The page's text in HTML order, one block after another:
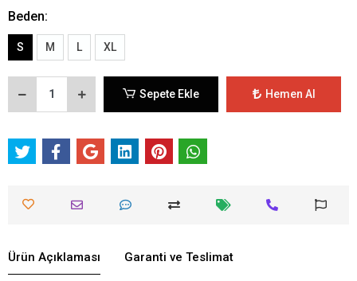
Beden:
S M L XL
Sepete Ekle Hemen Al
Ürün Açıklaması Garanti ve Teslimat